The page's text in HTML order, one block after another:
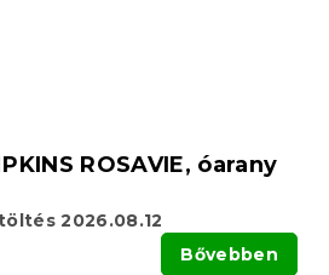
ROSAVIE, óarany
2026.08.12
Bővebben